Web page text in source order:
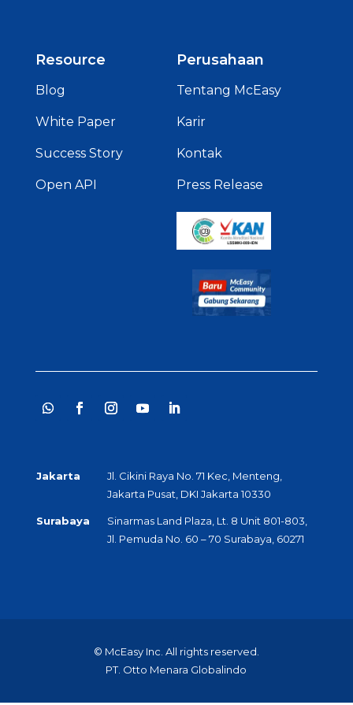
Resource
Blog
White Paper
Success Story
Open API
Perusahaan
Tentang McEasy
Karir
Kontak
Press Release
Jakarta
Jl. Cikini Raya No. 71 Kec, Menteng,
Jakarta Pusat, DKI Jakarta 10330
Surabaya
Sinarmas Land Plaza, Lt. 8 Unit 801-803,
Jl. Pemuda No. 60 – 70 Surabaya, 60271
© McEasy Inc. All rights reserved.
PT. Otto Menara Globalindo